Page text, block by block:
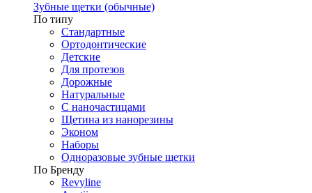
Зубные щетки (обычные)
По типу
Стандартные
Ортодонтические
Детские
Для протезов
Дорожные
Натуральные
С наночастицами
Щетина из нанорезины
Эконом
Наборы
Одноразовые зубные щетки
По Бренду
Revyline